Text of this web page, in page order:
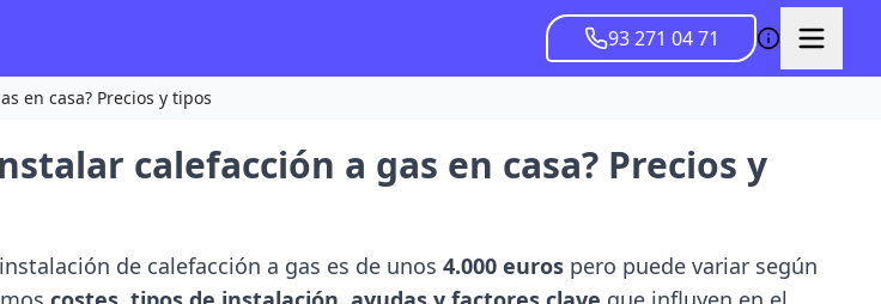
93 271 04 71
en casa? Precios y tipos
calefacción a gas en casa? Precios y
de calefacción a gas es de unos 4.000 eurospero puede variar según